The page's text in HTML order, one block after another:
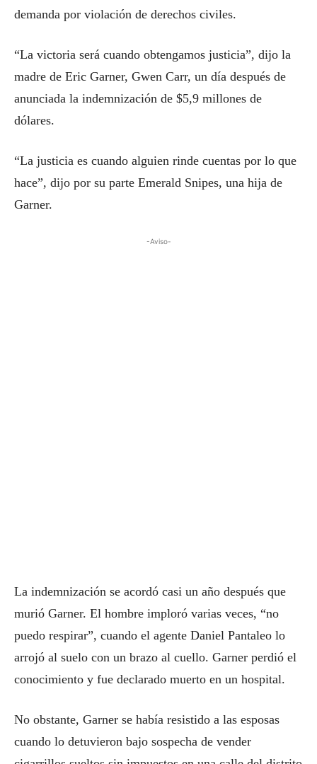
demanda por violación de derechos civiles.
“La victoria será cuando obtengamos justicia”, dijo la
madre de Eric Garner, Gwen Carr, un día después de
anunciada la indemnización de $5,9 millones de
dólares.
“La justicia es cuando alguien rinde cuentas por lo que
hace”, dijo por su parte Emerald Snipes, una hija de
Garner.
-Aviso-
La indemnización se acordó casi un año después que
murió Garner. El hombre imploró varias veces, “no
puedo respirar”, cuando el agente Daniel Pantaleo lo
arrojó al suelo con un brazo al cuello. Garner perdió el
conocimiento y fue declarado muerto en un hospital.
No obstante, Garner se había resistido a las esposas
cuando lo detuvieron bajo sospecha de vender